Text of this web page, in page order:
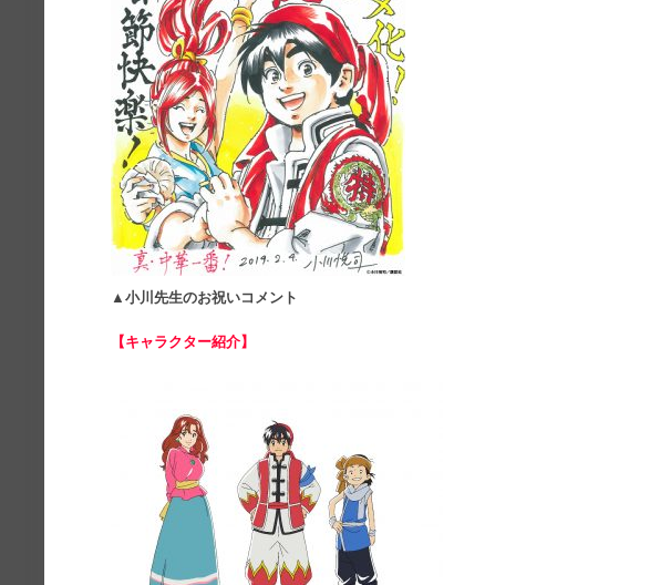
▲小川先生のお祝いコメント
【キャラクター紹介】